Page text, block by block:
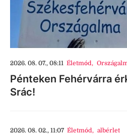
2026. 08. 07., 08:11 Életmód,
Pénteken Fehérvárra
Srác!
2026. 08. 02., 11:07 Életmód, albérlet